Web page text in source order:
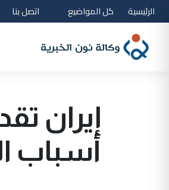
الرئيسية كل المواضيع اتصل بنا
إيران
أسباب